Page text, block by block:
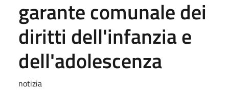
garante comunale dei
diritti dell'infanzia e
dell'adolescenza
notizia